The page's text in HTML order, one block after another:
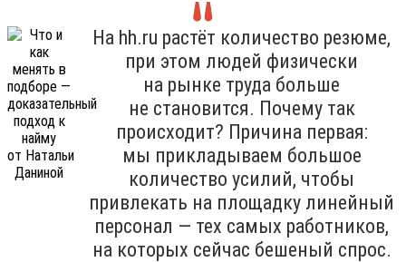
На hh.ru растёт количество резюме,
при этом людей физически
на рынке труда больше
не становится. Почему так
происходит? Причина первая:
мы прикладываем большое
количество усилий, чтобы
привлекать на площадку линейный
персонал — тех самых работников,
на которых сейчас бешеный спрос.